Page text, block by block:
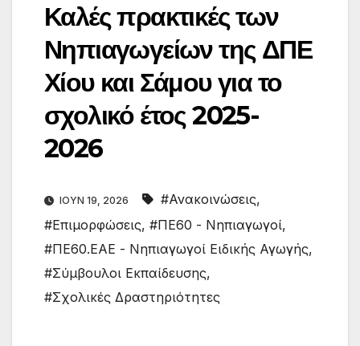
Καλές πρακτικές των
Νηπιαγωγείων της ΔΠΕ
Χίου και Σάμου για το
σχολικό έτος 2025-
2026
ΙΟΎΝ 19, 2026 #Ανακοινώσεις,
#Επιμορφώσεις, #ΠΕ60 - Νηπιαγωγοί,
#ΠΕ60.ΕΑΕ - Νηπιαγωγοί Ειδικής Αγωγής,
#Σύμβουλοι Εκπαίδευσης,
#Σχολικές Δραστηριότητες